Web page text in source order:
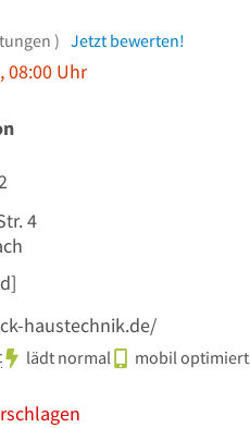
Jetzt bewerten!
08:00 Uhr
4
haustechnik.de/
lädt normal mobil optimiert